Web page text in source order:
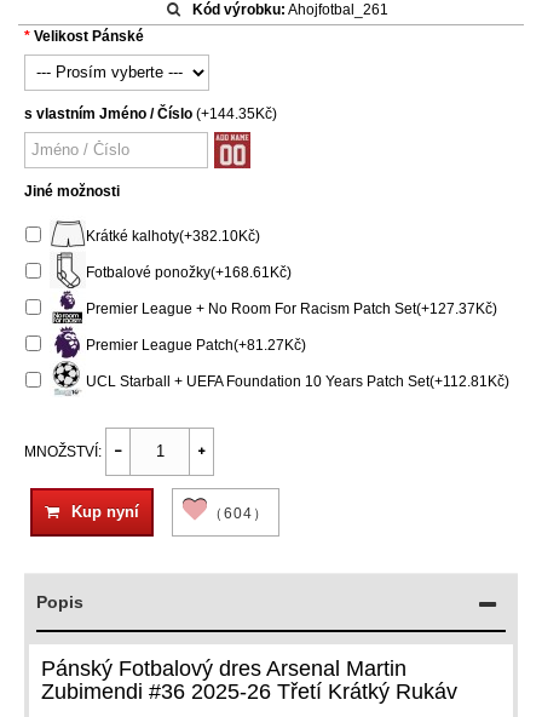
Kód výrobku: Ahojfotbal_261
Velikost Pánské
s vlastním Jméno / Číslo (+144.35Kč)
Jiné možnosti
Krátké kalhoty(+382.10Kč)
Fotbalové ponožky(+168.61Kč)
Premier League + No Room For Racism Patch Set(+127.37Kč)
Premier League Patch(+81.27Kč)
UCL Starball + UEFA Foundation 10 Years Patch Set(+112.81Kč)
MNOŽSTVÍ:
Kup nyní （604）
Popis
Pánský Fotbalový dres Arsenal Martin
Zubimendi #36 2025-26 Třetí Krátký Rukáv